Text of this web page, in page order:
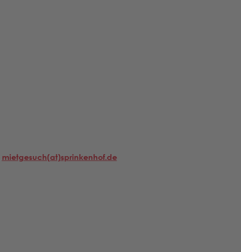
mietgesuch(at)sprinkenhof.de